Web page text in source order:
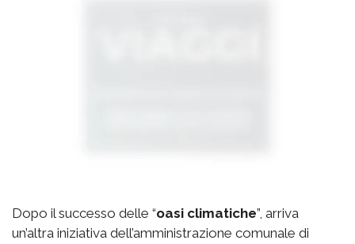
Dopo il successo delle “oasi climatiche”, arriva
un’altra iniziativa dell’amministrazione comunale di